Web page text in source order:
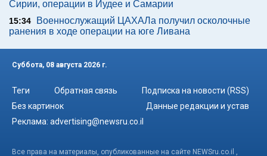
Сирии, операции в Иудее и Самарии
15:34
Военнослужащий ЦАХАЛа получил осколочные
ранения в ходе операции на юге Ливана
Суббота, 08 августа 2026 г.
Теги Обратная связь
Подписка на новости (RSS)
Без картинок
Данные редакции и устав
Реклама: advertising@newsru.co.il
Все права на материалы, опубликованные на сайте NEWSru.co.il ,